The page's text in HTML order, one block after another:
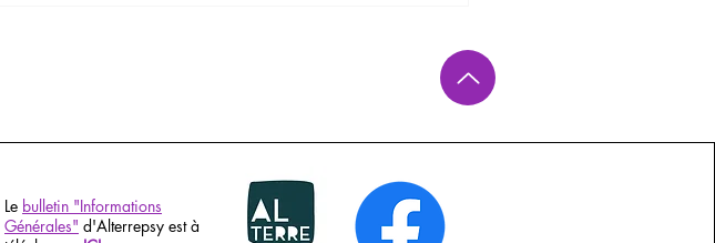
Le bulletin "Informations
Générales" d'Alterrepsy est à